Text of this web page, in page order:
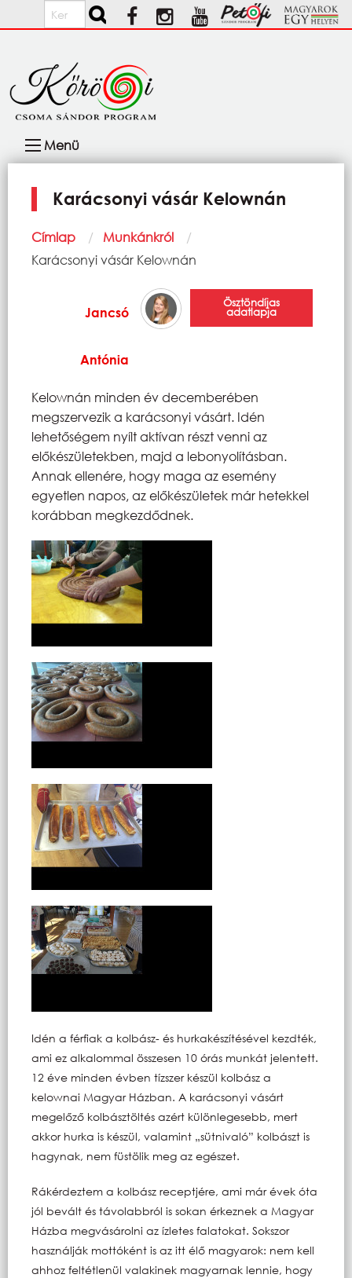
Ugrás a tartalomra
Keresés
navigáció
Menü
Karácsonyi vásár Kelownán
Morzsa
Címlap
Munkánkról
Current:
Karácsonyi vásár Kelownán
Jancsó
Antónia
Ösztöndíjas
adatlapja
Kelownán minden év decemberében
megszervezik a karácsonyi vásárt. Idén
lehetőségem nyílt aktívan részt venni az
előkészületekben, majd a lebonyolításban.
Annak ellenére, hogy maga az esemény
egyetlen napos, az előkészületek már hetekkel
korábban megkezdődnek.
Idén a férfiak a kolbász- és hurkakészítésével kezdték,
ami ez alkalommal összesen 10 órás munkát jelentett.
12 éve minden évben tízszer készül kolbász a
kelownai Magyar Házban. A karácsonyi vásárt
megelőző kolbásztöltés azért különlegesebb, mert
akkor hurka is készül, valamint „sütnivaló” kolbászt is
hagynak, nem füstölik meg az egészet.
Rákérdeztem a kolbász receptjére, ami már évek óta
jól bevált és távolabbról is sokan érkeznek a Magyar
Házba megvásárolni az ízletes falatokat. Sokszor
használják mottóként is az itt élő magyarok: nem kell
ahhoz feltétlenül valakinek magyarnak lennie, hogy